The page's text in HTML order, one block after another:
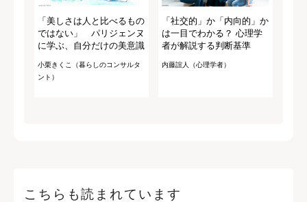
「美しさは人と比べるもの
ではない」 パリジェンヌ
に学ぶ、自分だけの美意識
小栗きくこ（暮らしのコンサルタ
ント）
「社交的」か「内向的」か
は一目でわかる？ 心理学
者が解説する判断基準
内藤誼人（心理学者）
こちらも読まれています